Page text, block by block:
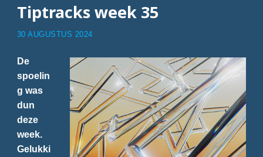
Tiptracks week 35
30 AUGUSTUS 2024
De
spoelin
g was
dun
deze
week.
Gelukki